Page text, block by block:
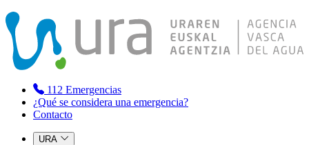
112 Emergencias
¿Qué se considera una emergencia?
Contacto
URA